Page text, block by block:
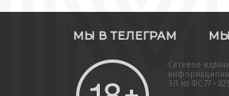
МЫ В ТЕЛЕГРАМ
Сетевое
ЭЛ № ФС 77 -